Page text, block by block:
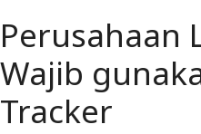
Perusahaan
Wajib
Tracker